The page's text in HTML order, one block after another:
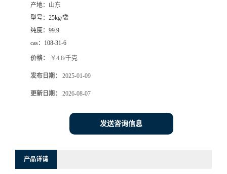
产地： 山东
型号： 25kg/袋
纯度： 99.9
cas： 108-31-6
价格： ￥4.8/千克
发布日期： 2025-01-09
更新日期： 2026-08-07
发送咨询信息
产品详请